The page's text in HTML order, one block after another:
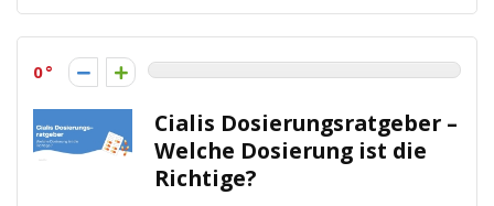
0
Cialis Dosierungsratgeber –
Welche Dosierung ist die
Richtige?